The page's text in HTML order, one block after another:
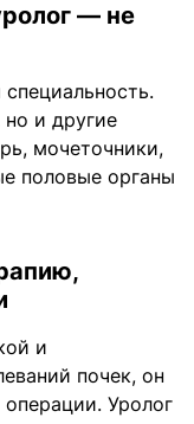
— не
и другие
мочеточники,
половые органы
и
почек, он
Уролог